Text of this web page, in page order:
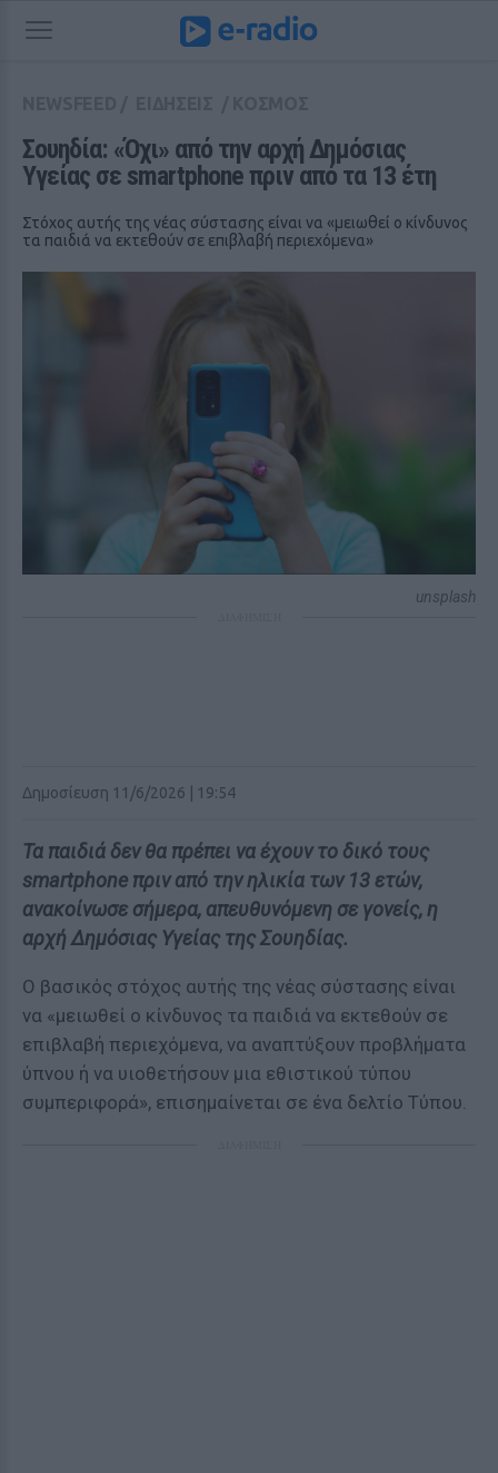
Σουηδία: «Όχι» από την αρχή Δημόσιας
Υγείας σε smartphone πριν από τα 13 έτη
Στόχος αυτής της νέας σύστασης είναι να «μειωθεί ο κίνδυνος
τα παιδιά να εκτεθούν σε επιβλαβή περιεχόμενα»
unsplash
Δημοσίευση 11/6/2026 | 19:54
Τα παιδιά δεν θα πρέπει να έχουν το δικό τους
smartphone πριν από την ηλικία των 13 ετών,
ανακοίνωσε σήμερα, απευθυνόμενη σε γονείς, η
αρχή Δημόσιας Υγείας της Σουηδίας.
Ο βασικός στόχος αυτής της νέας σύστασης είναι
να «μειωθεί ο κίνδυνος τα παιδιά να εκτεθούν σε
επιβλαβή περιεχόμενα, να αναπτύξουν προβλήματα
ύπνου ή να υιοθετήσουν μια εθιστικού τύπου
συμπεριφορά», επισημαίνεται σε ένα δελτίο Τύπου.